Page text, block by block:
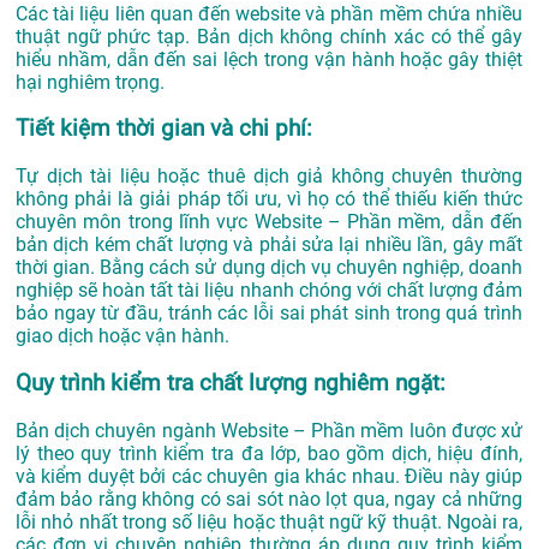
Các tài liệu liên quan đến website và phần mềm chứa nhiều
thuật ngữ phức tạp. Bản dịch không chính xác có thể gây
hiểu nhầm, dẫn đến sai lệch trong vận hành hoặc gây thiệt
hại nghiêm trọng.
Tiết kiệm thời gian và chi phí:
Tự dịch tài liệu hoặc thuê dịch giả không chuyên thường
không phải là giải pháp tối ưu, vì họ có thể thiếu kiến thức
chuyên môn trong lĩnh vực Website – Phần mềm, dẫn đến
bản dịch kém chất lượng và phải sửa lại nhiều lần, gây mất
thời gian. Bằng cách sử dụng dịch vụ chuyên nghiệp, doanh
nghiệp sẽ hoàn tất tài liệu nhanh chóng với chất lượng đảm
bảo ngay từ đầu, tránh các lỗi sai phát sinh trong quá trình
giao dịch hoặc vận hành.
Quy trình kiểm tra chất lượng nghiêm ngặt:
Bản dịch chuyên ngành Website – Phần mềm luôn được xử
lý theo quy trình kiểm tra đa lớp, bao gồm dịch, hiệu đính,
và kiểm duyệt bởi các chuyên gia khác nhau. Điều này giúp
đảm bảo rằng không có sai sót nào lọt qua, ngay cả những
lỗi nhỏ nhất trong số liệu hoặc thuật ngữ kỹ thuật. Ngoài ra,
các đơn vị chuyên nghiệp thường áp dụng quy trình kiểm